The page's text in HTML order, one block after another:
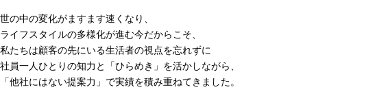
世の中の変化がますます速くなり、
ライフスタイルの多様化が進む今だからこそ、
私たちは顧客の先にいる生活者の視点を忘れずに
社員一人ひとりの知力と「ひらめき」を活かしながら、
「他社にはない提案力」で実績を積み重ねてきました。